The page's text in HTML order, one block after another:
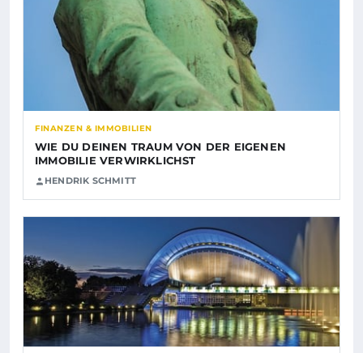
FINANZEN & IMMOBILIEN
WIE DU DEINEN TRAUM VON DER EIGENEN
IMMOBILIE VERWIRKLICHST
HENDRIK SCHMITT